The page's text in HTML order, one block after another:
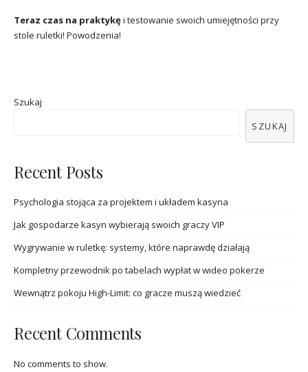
Teraz czas na praktykęi testowanie swoich umiejętności przy
stole ruletki! Powodzenia!
Szukaj
SZUKAJ
Recent Posts
Psychologia stojąca za projektem i układem kasyna
Jak gospodarze kasyn wybierają swoich graczy VIP
Wygrywanie w ruletkę: systemy, które naprawdę działają
Kompletny przewodnik po tabelach wypłat w wideo pokerze
Wewnątrz pokoju High-Limit: co gracze muszą wiedzieć
Recent Comments
No comments to show.